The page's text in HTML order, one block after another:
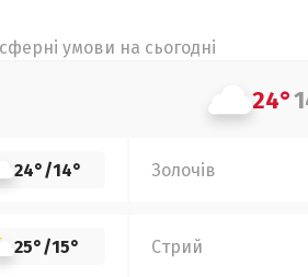
умови на сьогодні
24°
24°/14° Золочів
25°/15° Стрий